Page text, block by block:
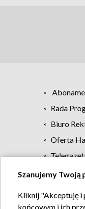
Rada
Biuro
Oferta
Szanujemy Twoją
Kliknij "Akceptuję i
końcowym i ich